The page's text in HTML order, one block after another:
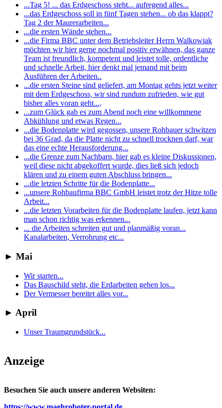
...Tag 5! ... das Erdgeschoss steht... aufregend alles...
...das Erdgeschoss soll in fünf Tagen stehen... ob das klappt?
Tag 2 der Maurerarbeiten...
...die ersten Wände stehen...
...die Firma BBC unter dem Betriebsleiter Herrn Walkowiak
möchten wir hier gerne nochmal positiv erwähnen, das ganze
Team ist freundlich, kompetent und leistet tolle, ordentliche
und schnelle Arbeit, hier denkt mal jemand mit beim
Ausführen der Arbeiten..
...die ersten Steine sind geliefert, am Montag gehts jetzt weiter
mit dem Erdgeschoss, wir sind rundum zufrieden, wie gut
bisher alles voran geht...,
...zum Glück gab es zum Abend noch eine willkommene
Abkühlung und etwas Regen...
...die Bodenplatte wird gegossen, unsere Rohbauer schwitzen
bei 36 Grad, da die Platte nicht zu schnell trocknen darf, war
das eine echte Herausforderung...
...die Grenze zum Nachbarn, hier gab es kleine Diskussionen,
weil diese nicht abgekoffert wurde, dies ließ sich jedoch
klären und zu einem guten Abschluss bringen...
...die letzten Schritte für die Bodenplatte...
...unsere Rohbaufirma BBC GmbH leistet trotz der Hitze tolle
Arbeit...
...die letzten Vorarbeiten für die Bodenplatte laufen, jetzt kann
man schon richtig was erkennen...
... die Arbeiten schreiten gut und planmäßig voran...
Kanalarbeiten, Verrohrung etc...
► Mai
Wir starten...
Das Bauschild steht, die Erdarbeiten gehen los...
Der Vermesser bereitet alles vor...
► April
Unser Traumgrundstück...
Anzeige
Besuchen Sie auch unsere anderen Websiten: